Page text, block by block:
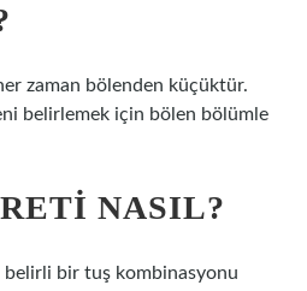
zaman bölenden küçüktür.
belirlemek için bölen bölümle
NASIL?
belirli bir tuş kombinasyonu